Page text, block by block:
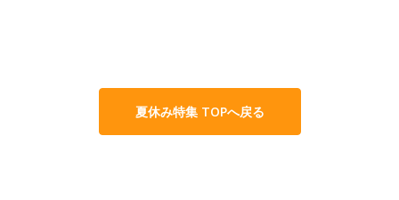
夏休み特集 TOPへ戻る